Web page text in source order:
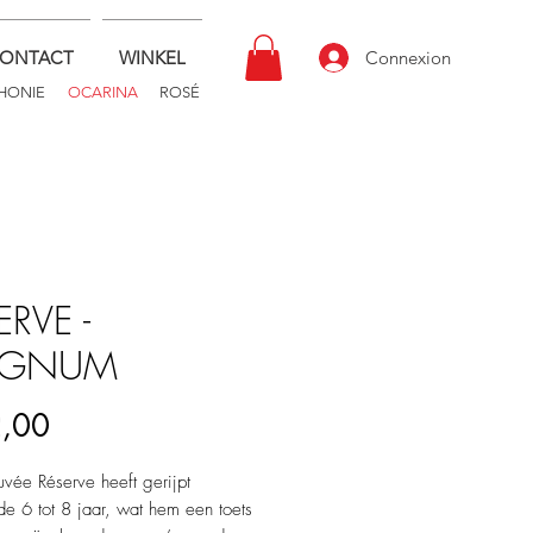
WINKEL
OCARINA ROSÉ
Connexion
-
Réserve heeft gerijpt
6 tot 8 jaar, wat hem een toets